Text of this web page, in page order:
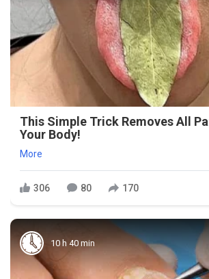
This Simple Trick Removes All
Your Body!
More
306 80 170
10 h 40 min